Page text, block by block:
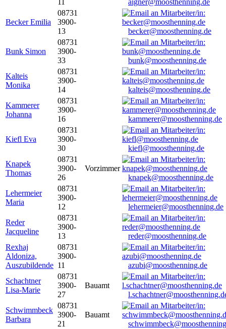
aigner@moosthenning.de
Becker Emilia
08731
3900-
13
becker@moosthenning.de
Bunk Simon
08731
3900-
33
bunk@moosthenning.de
Kalteis
Monika
08731
3900-
14
kalteis@moosthenning.de
Kammerer
Johanna
08731
3900-
16
kammerer@moosthenning.de
Kiefl Eva
08731
3900-
30
kiefl@moosthenning.de
Knapek
Thomas
08731
3900-
26
Vorzimmer
knapek@moosthenning.de
Lehermeier
Maria
08731
3900-
12
lehermeier@moosthenning.de
Reder
Jacqueline
08731
3900-
13
reder@moosthenning.de
Rexhaj
Aldoniza,
Auszubildende
08731
3900-
11
azubi@moosthenning.de
Schachtner
Lisa-Marie
08731
3900-
27
Bauamt
Schwimmbeck
Barbara
08731
3900-
21
Bauamt